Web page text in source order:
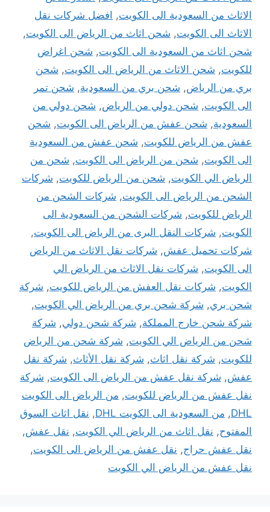
الاثاث من السعودية الى الكويت, افضل شركات نقل
الاثاث الى الكويت, شحن اثاث من الرياض الى الكويت,
شحن اثاث من السعودية الى الكويت, شحن اغراض
للكويت, شحن الاثاث من الرياض الى الكويت, شحن
بري من الرياض, شحن بري من السعودية, شحن تمر
الى الكويت, شحن دولي من الرياض, شحن دولي من
السعودية, شحن عفش من الرياض الى الكويت, شحن
عفش من الرياض للكويت, شحن عفش من السعودية
الى الكويت, شحن من الرياض الى الكويت, شحن من
الرياض الي الكويت, شحن من الرياض للكويت, شركات
الشحن من الرياض الى الكويت, شركات الشحن من
الرياض للكويت, شركات الشحن من السعودية الى
الكويت, شركات النقل البرى من الرياض الى الكويت,
شركات تحميل عفش, شركات نقل الاثاث من الرياض
الى الكويت, شركات نقل الاثاث من الرياض الي
الكويت, شركات نقل العفش من الرياض للكويت, شركة
شحن بري, شركة شحن بري من الرياض الي الكويت,
شركة شحن خارج المملكة, شركة شحن دولي, شركة
شحن من الرياض الي الكويت, شركة شحن من الرياض
للكويت, شركة نقل اثاث, شركة نقل الأثاث, شركة نقل
عفش, شركة نقل عفش من الرياض الى الكويت, شركة
نقل عفش من الرياض للكويت, من الرياض الى الكويت
DHL
, من السعودية الى الكويت DHL , نقل اثاث السوق
المفتوح, نقل اثاث من الرياض الي الكويت, نقل عفش,
نقل عفش حراج, نقل عفش من الرياض الى الكويت,
نقل عفش من الرياض الي الكويت